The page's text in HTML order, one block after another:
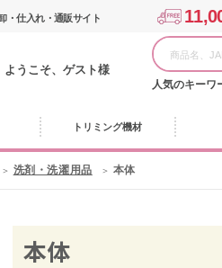
・仕入れ・通販サイト
ようこそ、ゲスト様
人気のキーワ
トリミング機材
洗剤・洗濯用品 本体
本体